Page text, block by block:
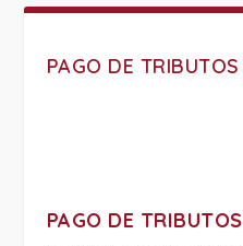
PAGO DE TRIBUTOS
PAGO DE TRIBUTOS